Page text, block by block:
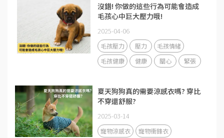
沒錯! 你做的這些行為可能會造成
毛孩心中巨大壓力哦!
2025-04-06
毛孩壓力 壓力
毛孩情緒
毛孩健康
健康 關心 緊張
夏天狗狗真的需要涼感衣嗎? 穿比
不穿還舒服?
2025-03-14
寵物涼感衣
寵物衝鋒衣